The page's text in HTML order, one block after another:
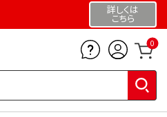
詳しくは
こちら
0